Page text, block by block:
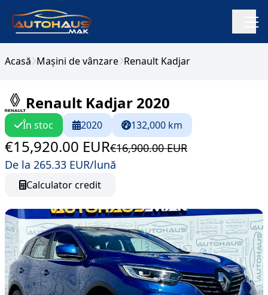
Acasă Mașini de vânzare Renault Kadjar
Renault Kadjar 2020
În stoc 2020 132,000 km
€16,900.00 EUR
€15,920.00 EUR
De la 265.33 EUR/lună
Calculator credit